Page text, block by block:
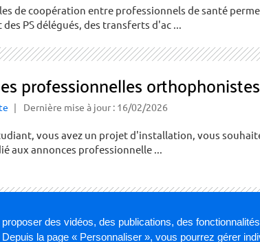
des vidéos, des publications, des
la page « Personnaliser », vous pourrez gérer
de coopération entre professionnels de santé
PS délégués, des transferts d'ac ...
professionnelles orthophonistes
Dernière mise à jour : 16/02/2026
vous avez un projet d'installation, vous
aux annonces professionnelle ...
AFFICHER PLUS